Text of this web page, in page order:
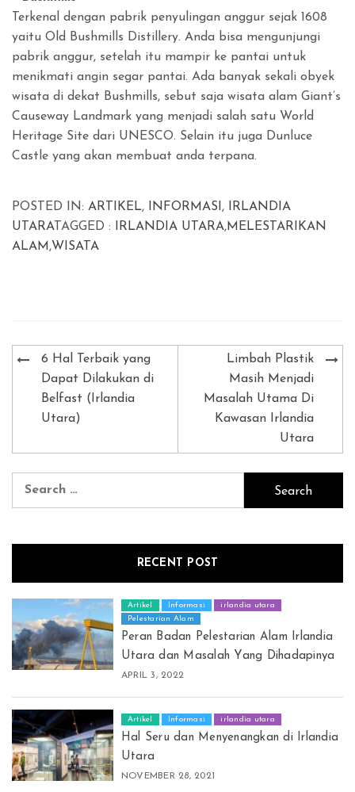
Terkenal dengan pabrik penyulingan anggur sejak 1608
yaitu Old Bushmills Distillery. Anda bisa mengunjungi
pabrik anggur, setelah itu mampir ke pantai untuk
menikmati angin segar pantai. Ada banyak sekali obyek
wisata di dekat Bushmills, sebut saja wisata alam Giant’s
Causeway Landmark yang menjadi salah satu World
Heritage Site dari UNESCO. Selain itu juga Dunluce
Castle yang akan membuat anda terpana.
POSTED IN: ARTIKEL, INFORMASI ,
IRLANDIA
UTARATAGGED : IRLANDIA UTARA,MELESTARIKAN
ALAM ,WISATA
Post
navigation
6 Hal Terbaik yang
Dapat Dilakukan di
Belfast (Irlandia
Utara)
Limbah Plastik
Masih Menjadi
Masalah Utama Di
Kawasan Irlandia
Utara
RECENT POST
Artikel Informasi
irlandia utara
Pelestarian Alam
Peran Badan Pelestarian Alam Irlandia
Utara dan Masalah Yang Dihadapinya
APRIL 3, 2022
Artikel Informasi irlandia utara
Hal Seru dan Menyenangkan di Irlandia
Utara
NOVEMBER 28, 2021